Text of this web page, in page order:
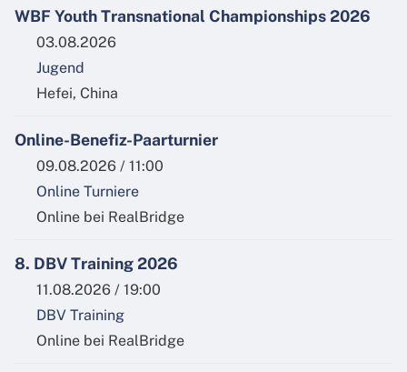
WBF Youth Transnational Championships 2026
03.08.2026
Jugend
Hefei, China
Online-Benefiz-Paarturnier
09.08.2026 / 11:00
Online Turniere
Online bei RealBridge
8. DBV Training 2026
11.08.2026 / 19:00
DBV Training
Online bei RealBridge